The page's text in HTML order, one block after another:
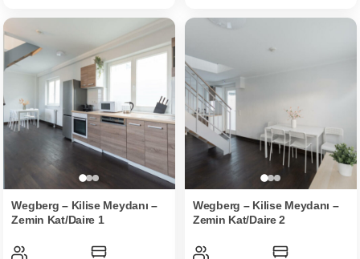
Wegberg – Kilise Meydanı –
Zemin Kat/Daire 1
Wegberg – Kilise Meydanı –
Zemin Kat/Daire 2